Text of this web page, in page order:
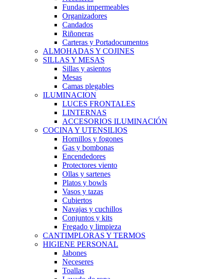
Fundas impermeables
Organizadores
Candados
Riñoneras
Carteras y Portadocumentos
ALMOHADAS Y COJINES
SILLAS Y MESAS
Sillas y asientos
Mesas
Camas plegables
ILUMINACION
LUCES FRONTALES
LINTERNAS
ACCESORIOS ILUMINACIÓN
COCINA Y UTENSILIOS
Hornillos y fogones
Gas y bombonas
Encendedores
Protectores viento
Ollas y sartenes
Platos y bowls
Vasos y tazas
Cubiertos
Navajas y cuchillos
Conjuntos y kits
Fregado y limpieza
CANTIMPLORAS Y TERMOS
HIGIENE PERSONAL
Jabones
Neceseres
Toallas